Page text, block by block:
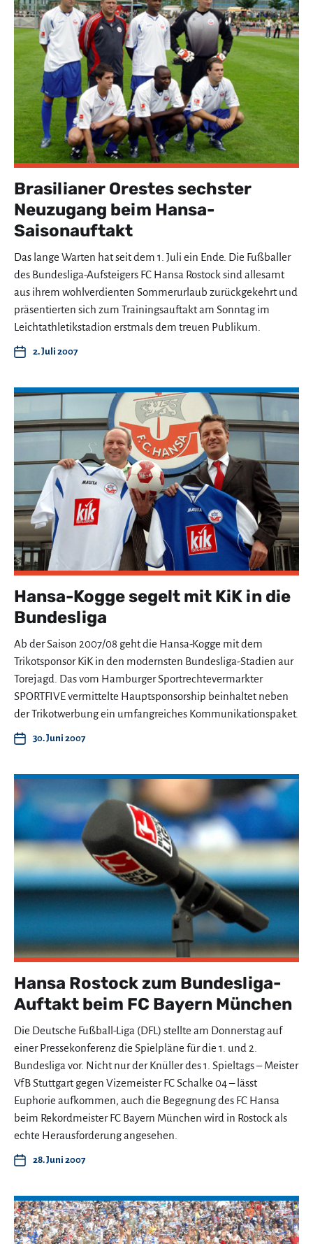
Brasilianer Orestes sechster
Neuzugang beim Hansa-
Saisonauftakt
Das lange Warten hat seit dem 1. Juli ein Ende. Die Fußballer
des Bundesliga-Aufsteigers FC Hansa Rostock sind allesamt
aus ihrem wohlverdienten Sommerurlaub zurückgekehrt und
präsentierten sich zum Trainingsauftakt am Sonntag im
Leichtathletikstadion erstmals dem treuen Publikum.
2. Juli 2007
Hansa-Kogge segelt mit KiK in die
Bundesliga
Ab der Saison 2007/08 geht die Hansa-Kogge mit dem
Trikotsponsor KiK in den modernsten Bundesliga-Stadien aur
Torejagd. Das vom Hamburger Sportrechtevermarkter
SPORTFIVE vermittelte Hauptsponsorship beinhaltet neben
der Trikotwerbung ein umfangreiches Kommunikationspaket.
30. Juni 2007
Hansa Rostock zum Bundesliga-
Auftakt beim FC Bayern München
Die Deutsche Fußball-Liga (DFL) stellte am Donnerstag auf
einer Pressekonferenz die Spielpläne für die 1. und 2.
Bundesliga vor. Nicht nur der Knüller des 1. Spieltags – Meister
VfB Stuttgart gegen Vizemeister FC Schalke 04 – lässt
Euphorie aufkommen, auch die Begegnung des FC Hansa
beim Rekordmeister FC Bayern München wird in Rostock als
echte Herausforderung angesehen.
28. Juni 2007